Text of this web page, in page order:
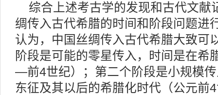
综合上述考古学的发现和古代文献
绸传入古代希腊的时间和阶段问题进
认为，中国丝绸传入古代希腊大致可
阶段是可能的零星传入，时间是在希
—前4世纪）；第二个阶段是小规模
东征及其以后的希腊化时代（公元前